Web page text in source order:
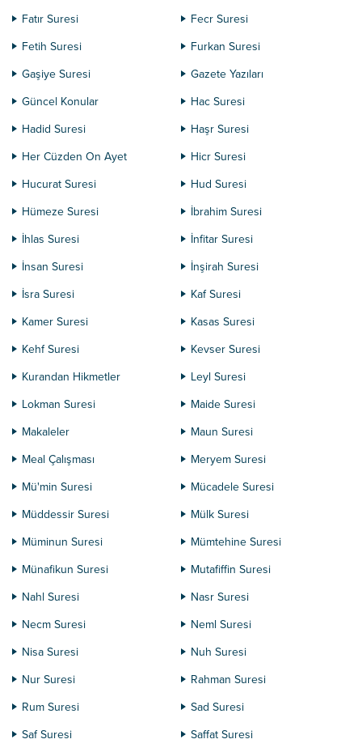
Fatır Suresi
Fecr Suresi
Fetih Suresi
Furkan Suresi
Gaşiye Suresi
Gazete Yazıları
Güncel Konular
Hac Suresi
Hadid Suresi
Haşr Suresi
Her Cüzden On Ayet
Hicr Suresi
Hucurat Suresi
Hud Suresi
Hümeze Suresi
İbrahim Suresi
İhlas Suresi
İnfitar Suresi
İnsan Suresi
İnşirah Suresi
İsra Suresi
Kaf Suresi
Kamer Suresi
Kasas Suresi
Kehf Suresi
Kevser Suresi
Kurandan Hikmetler
Leyl Suresi
Lokman Suresi
Maide Suresi
Makaleler
Maun Suresi
Meal Çalışması
Meryem Suresi
Mü'min Suresi
Mücadele Suresi
Müddessir Suresi
Mülk Suresi
Müminun Suresi
Mümtehine Suresi
Münafikun Suresi
Mutafiffin Suresi
Nahl Suresi
Nasr Suresi
Necm Suresi
Neml Suresi
Nisa Suresi
Nuh Suresi
Nur Suresi
Rahman Suresi
Rum Suresi
Sad Suresi
Saf Suresi
Saffat Suresi